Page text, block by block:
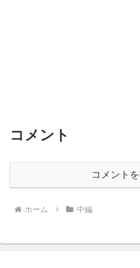
コメント
コメント
ホーム 中編